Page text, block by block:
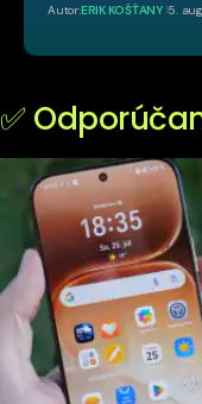
Autor:ERIK KOŠŤANY 5.
✅